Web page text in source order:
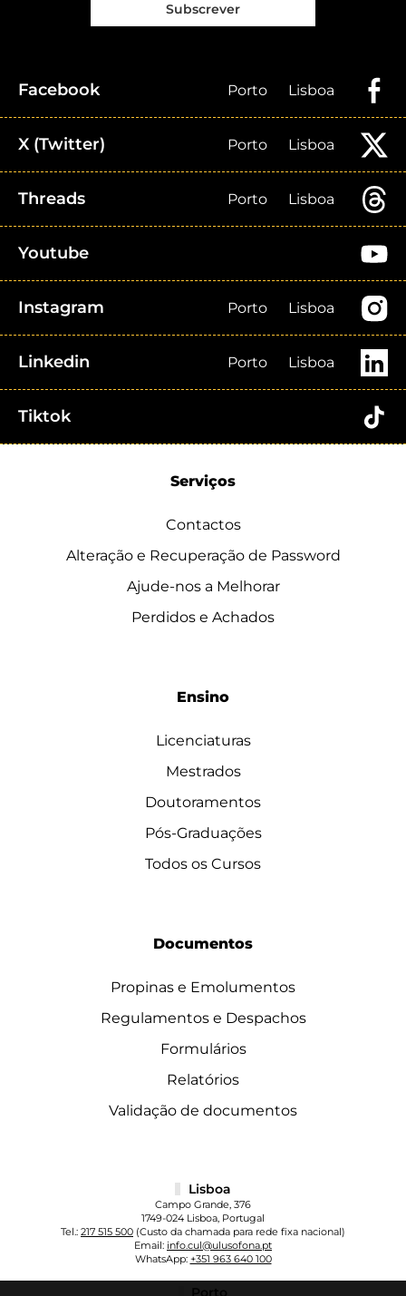
Subscrever
Facebook Porto Lisboa
X (Twitter) Porto Lisboa
Threads Porto Lisboa
Youtube
Instagram Porto Lisboa
Linkedin Porto Lisboa
Tiktok
Serviços
Contactos
Alteração e Recuperação de Password
Ajude-nos a Melhorar
Perdidos e Achados
Ensino
Licenciaturas
Mestrados
Doutoramentos
Pós-Graduações
Todos os Cursos
Documentos
Propinas e Emolumentos
Regulamentos e Despachos
Formulários
Relatórios
Validação de documentos
Lisboa
Campo Grande, 376
1749-024 Lisboa, Portugal
Tel.: 217 515 500 (Custo da chamada para rede fixa nacional)
Email: info.cul@ulusofona.pt
WhatsApp: +351 963 640 100
Porto